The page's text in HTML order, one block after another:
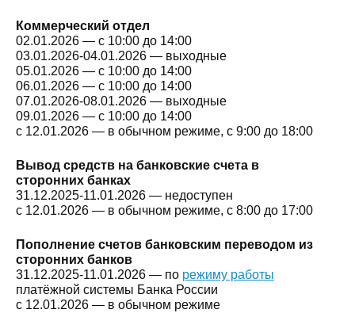
Коммерческий отдел
02.01.2026 — с 10:00 до 14:00
03.01.2026-04.01.2026 — выходные
05.01.2026 — с 10:00 до 14:00
06.01.2026 — с 10:00 до 14:00
07.01.2026-08.01.2026 — выходные
09.01.2026 — с 10:00 до 14:00
с 12.01.2026 — в обычном режиме, с 9:00 до 18:00
Вывод средств на банковские счета в
сторонних банках
31.12.2025-11.01.2026 — недоступен
с 12.01.2026 — в обычном режиме, с 8:00 до 17:00
Пополнение счетов банковским переводом из
сторонних банков
31.12.2025-11.01.2026 — по режиму работы
платёжной системы Банка России
с 12.01.2026 — в обычном режиме